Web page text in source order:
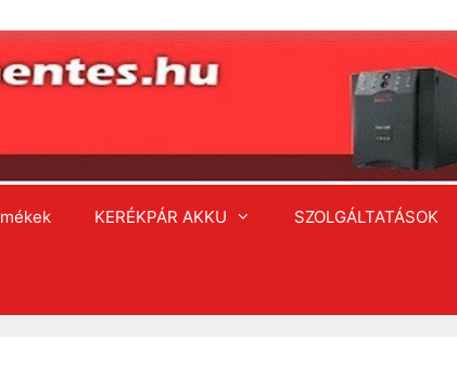
KERÉKPÁR AKKU SZOLGÁLTATÁSOK